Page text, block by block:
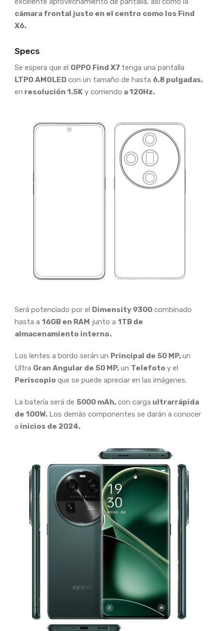
cámara frontal justo en el centro como los Find
X6.
Specs
Se espera que el OPPO Find X7 tenga una pantalla
LTPO AMOLED con un tamaño de hasta 6.8 pulgadas,
en resolución 1.5K y corriendo a 120Hz.
Será potenciado por el Dimensity 9300 combinado
hasta a 16GB en RAM junto a 1TB de
almacenamiento interno.
Los lentes a bordo serán un Principal de 50 MP,un
Ultra Gran Angular de 50 MP,un Telefoto y el
Periscopio que se puede apreciar en las imágenes.
La batería será de 5000 mAh,con carga ultrarrápida
de 100W. Los demás componentes se darán a conocer
a inicios de 2024.